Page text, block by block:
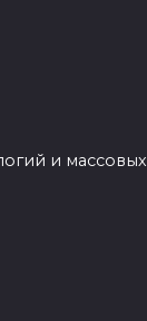
и массовых